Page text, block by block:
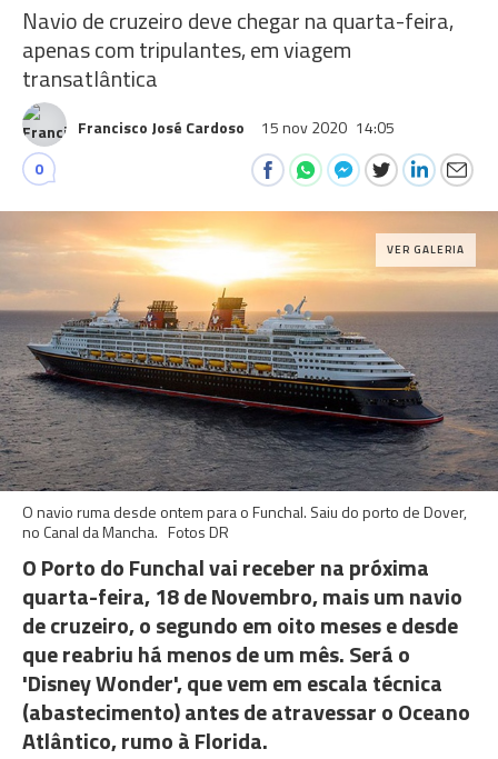
Navio de cruzeiro deve chegar na quarta-feira,
apenas com tripulantes, em viagem
transatlântica
Francisco José Cardoso 15 nov 2020 14:05
0
VER GALERIA
O navio ruma desde ontem para o Funchal. Saiu do porto de Dover,
no Canal da Mancha. Fotos DR
O Porto do Funchal vai receber na próxima
quarta-feira, 18 de Novembro, mais um navio
de cruzeiro, o segundo em oito meses e desde
que reabriu há menos de um mês. Será o
'Disney Wonder', que vem em escala técnica
(abastecimento) antes de atravessar o Oceano
Atlântico, rumo à Florida.